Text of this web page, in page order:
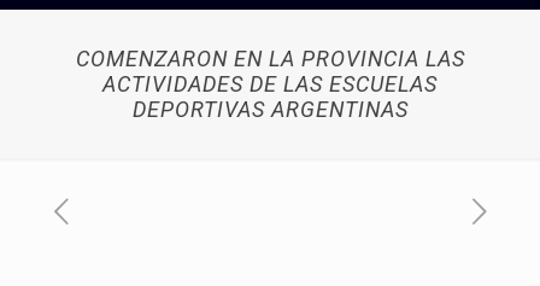
COMENZARON EN LA PROVINCIA LAS
ACTIVIDADES DE LAS ESCUELAS
DEPORTIVAS ARGENTINAS